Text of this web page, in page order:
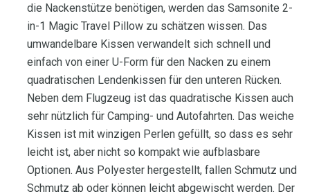
die Nackenstütze benötigen, werden das Samsonite 2-
in-1 Magic Travel Pillow zu schätzen wissen. Das
umwandelbare Kissen verwandelt sich schnell und
einfach von einer U-Form für den Nacken zu einem
quadratischen Lendenkissen für den unteren Rücken.
Neben dem Flugzeug ist das quadratische Kissen auch
sehr nützlich für Camping- und Autofahrten. Das weiche
Kissen ist mit winzigen Perlen gefüllt, so dass es sehr
leicht ist, aber nicht so kompakt wie aufblasbare
Optionen. Aus Polyester hergestellt, fallen Schmutz und
Schmutz ab oder können leicht abgewischt werden. Der